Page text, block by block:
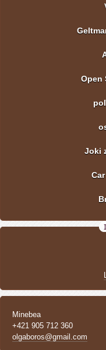
Open
Joki
Minebea
+421 905 712 360
olgaboros@gmail.com